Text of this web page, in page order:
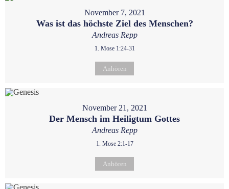
November 7, 2021
Was ist das höchste Ziel des Menschen?
Andreas Repp
1. Mose 1:24-31
Anhören
November 21, 2021
Der Mensch im Heiligtum Gottes
Andreas Repp
1. Mose 2:1-17
Anhören